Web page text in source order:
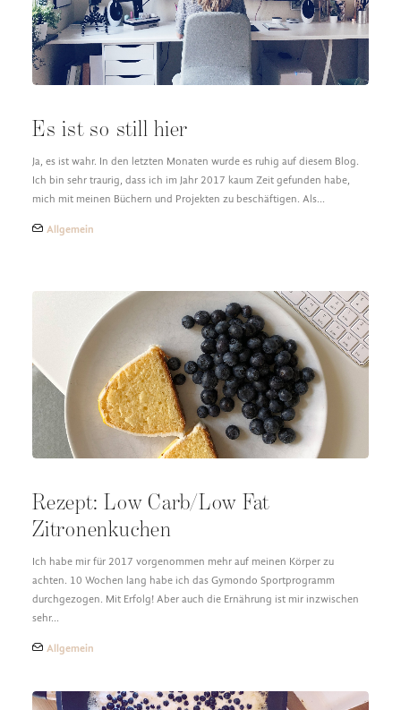
Es ist so still hier
Ja, es ist wahr. In den letzten Monaten wurde es ruhig auf diesem Blog.
Ich bin sehr traurig, dass ich im Jahr 2017 kaum Zeit gefunden habe,
mich mit meinen Büchern und Projekten zu beschäftigen. Als…
Allgemein
Rezept: Low Carb/Low Fat
Zitronenkuchen
Ich habe mir für 2017 vorgenommen mehr auf meinen Körper zu
achten. 10 Wochen lang habe ich das Gymondo Sportprogramm
durchgezogen. Mit Erfolg! Aber auch die Ernährung ist mir inzwischen
sehr…
Allgemein